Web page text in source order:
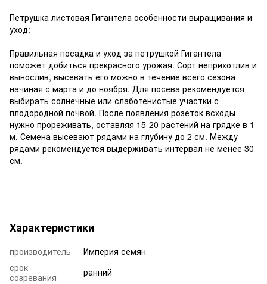
Петрушка листовая Гигантела особенности выращивания и
уход:
Правильная посадка и уход за петрушкой Гигантела
поможет добиться прекрасного урожая. Сорт неприхотлив и
вынослив, высевать его можно в течение всего сезона
начиная с марта и до ноября. Для посева рекомендуется
выбирать солнечные или слаботенистые участки с
плодородной почвой. После появления розеток всходы
нужно прореживать, оставляя 15-20 растений на грядке в 1
м. Семена высевают рядами на глубину до 2 см. Между
рядами рекомендуется выдерживать интервал не менее 30
см.
Характеристики
производитель
Империя семян
срок
созревания
ранний